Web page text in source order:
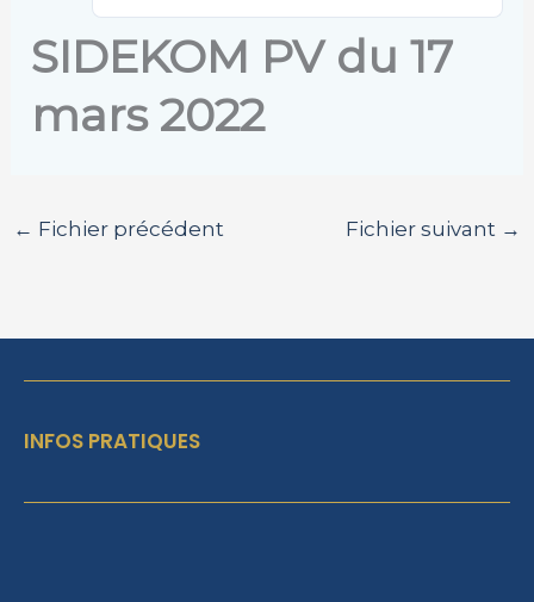
SIDEKOM PV du 17
mars 2022
← Fichier précédent Fichier suivant →
INFOS PRATIQUES